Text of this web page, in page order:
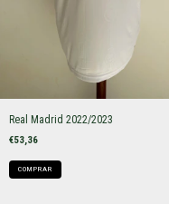
Real Madrid 2022/2023
€53,36
COMPRAR